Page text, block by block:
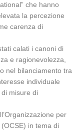
che hanno
la percezione
carenza di
calati i canoni di
e ragionevolezza,
nel bilanciamento tra
individuale
misure di
per
in tema di